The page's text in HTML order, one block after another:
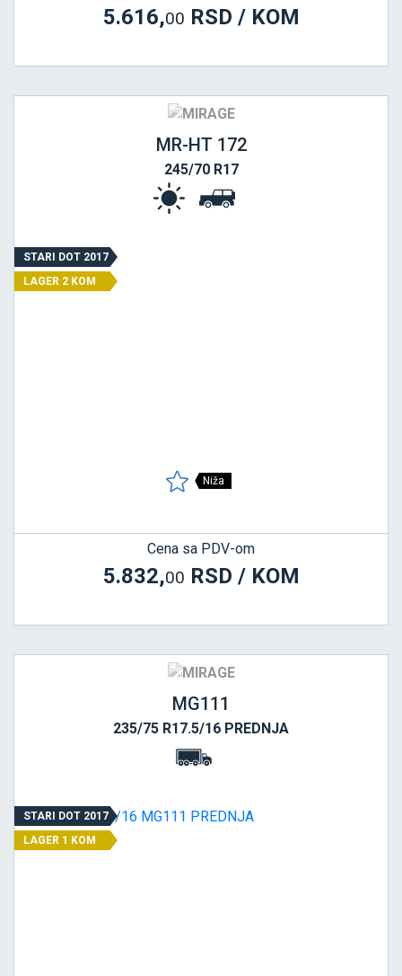
5.616,00 RSD / KOM
MR-HT 172
245/70 R17
STARI DOT 2017
LAGER 2 KOM
Niža
Cena sa PDV-om
5.832,00 RSD / KOM
MG111
235/75 R17.5/16 PREDNJA
STARI DOT 2017
LAGER 1 KOM